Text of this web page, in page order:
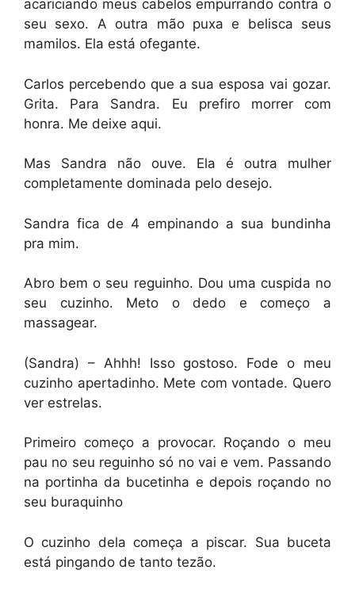
acariciando meus cabelos empurrando contra o
seu sexo. A outra mão puxa e belisca seus
mamilos. Ela está ofegante.
Carlos percebendo que a sua esposa vai gozar.
Grita. Para Sandra. Eu prefiro morrer com
honra. Me deixe aqui.
Mas Sandra não ouve. Ela é outra mulher
completamente dominada pelo desejo.
Sandra fica de 4 empinando a sua bundinha
pra mim.
Abro bem o seu reguinho. Dou uma cuspida no
seu cuzinho. Meto o dedo e começo a
massagear.
(Sandra) – Ahhh! Isso gostoso. Fode o meu
cuzinho apertadinho. Mete com vontade. Quero
ver estrelas.
Primeiro começo a provocar. Roçando o meu
pau no seu reguinho só no vai e vem. Passando
na portinha da bucetinha e depois roçando no
seu buraquinho
O cuzinho dela começa a piscar. Sua buceta
está pingando de tanto tezão.